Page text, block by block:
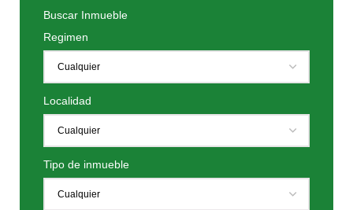
Buscar Inmueble
Regimen
Localidad
Tipo de inmueble